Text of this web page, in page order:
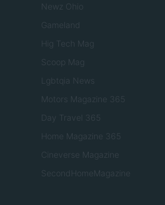
Newz Ohio
Gameland
Hig Tech Mag
Scoop Mag
Lgbtqia News
Motors Magazine 365
Day Travel 365
Home Magazine 365
Cineverse Magazine
SecondHomeMagazine